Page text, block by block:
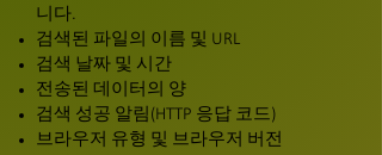
니다.
검색된 파일의 이름 및 URL
검색 날짜 및 시간
전송된 데이터의 양
검색 성공 알림(HTTP 응답 코드)
브라우저 유형 및 브라우저 버전